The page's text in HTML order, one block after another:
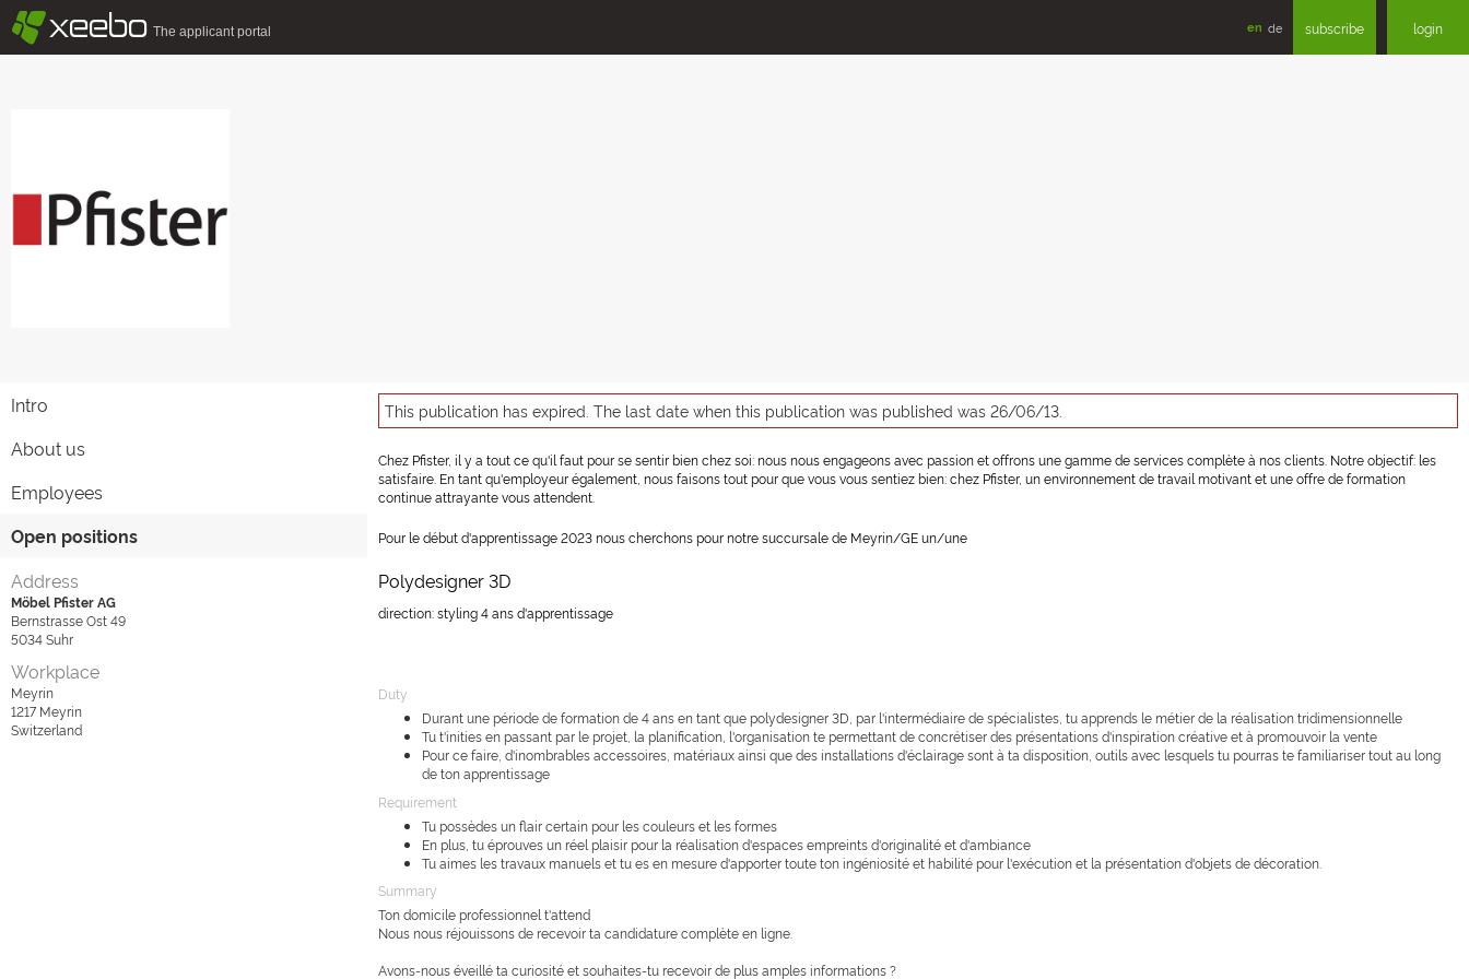
§xeebo The applicant portal en de subscribe login
Intro
About us
Employees
Open positions
Address
Möbel Pfister AG
Bernstrasse Ost 49
5034Suhr
Workplace
Meyrin
1217 Meyrin
Switzerland
This publication has expired. The last date when this publication was published was 26/06/13.
Chez Pfister, il y a tout ce qu'il faut pour se sentir bien chez soi: nous nous engageons avec passion et offrons une gamme de services complète à nos clients. Notre objectif: les
satisfaire. En tant qu'employeur également, nous faisons tout pour que vous vous sentiez bien: chez Pfister, un environnement de travail motivant et une offre de formation
continue attrayante vous attendent.
Pour le début d'apprentissage 2023 nous cherchons pour notre succursale de Meyrin/GE un/une
Polydesigner 3D
direction: styling 4 ans d'apprentissage
Duty
Durant une période de formation de 4 ans en tant que polydesigner 3D, par l'intermédiaire de spécialistes, tu apprends le métier de la réalisation tridimensionnelle
Tu t'inities en passant par le projet, la planification, l'organisation te permettant de concrétiser des présentations d'inspiration créative et à promouvoir la vente
Pour ce faire, d'inombrables accessoires, matériaux ainsi que des installations d'éclairage sont à ta disposition, outils avec lesquels tu pourras te familiariser tout au long
de ton apprentissage
Requirement
Tu possèdes un flair certain pour les couleurs et les formes
En plus, tu éprouves un réel plaisir pour la réalisation d'espaces empreints d'originalité et d'ambiance
Tu aimes les travaux manuels et tu es en mesure d'apporter toute ton ingéniosité et habilité pour l'exécution et la présentation d'objets de décoration.
Summary
Ton domicile professionnel t'attend
Nous nous réjouissons de recevoir ta candidature complète en ligne.
Avons-nous éveillé ta curiosité et souhaites-tu recevoir de plus amples informations ?